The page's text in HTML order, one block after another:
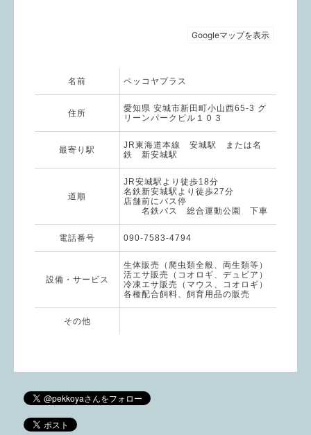
名前 ペッコヤプラス
住所
愛知県 安城市新田町小山西65-3 グ
リーンパークビル１０３
最寄り駅
JR東海道本線 安城駅 または名
鉄 新安城駅
道順
JR安城駅より徒歩18分
名鉄新安城駅より徒歩27分
店舗前にバス停
名鉄バス 総合運動公園 下車
電話番号 090-7583-4794
設備・サービス
生体販売（爬虫類全般、両生類等）
活エサ販売（コオロギ、デュビア）
冷凍エサ販売（マウス、コオロギ）
各種配合飼料、飼育用品の販売
その他